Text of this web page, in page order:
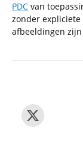
PDC van
zonder
afbeeldingen